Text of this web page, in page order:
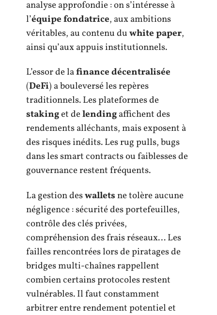
analyse approfondie : on s’intéresse à
l’équipe fondatrice, aux ambitions
véritables, au contenu duwhite paper,
ainsi qu’aux appuis institutionnels.
L’essor de lafinance décentralisée
(DeFi) a bouleversé les repères
traditionnels. Les plateformes de
stakinget delendingaffichent des
rendements alléchants, mais exposent à
des risques inédits. Les rug pulls, bugs
dans les smart contracts ou faiblesses de
gouvernance restent fréquents.
La gestion deswalletsne tolère aucune
négligence : sécurité des portefeuilles,
contrôle des clés privées,
compréhension des frais réseaux… Les
failles rencontrées lors de piratages de
bridges multi-chaînes rappellent
combien certains protocoles restent
vulnérables. Il faut constamment
arbitrer entre rendement potentiel et